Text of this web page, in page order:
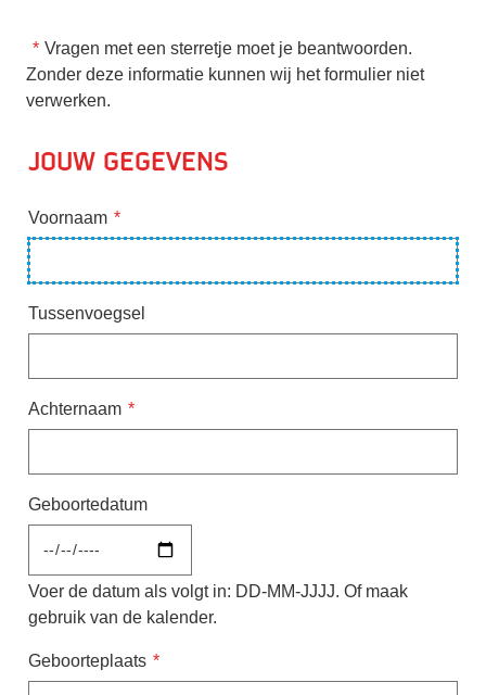
Vragen met een sterretje moet je beantwoorden.
Zonder deze informatie kunnen wij het formulier niet
verwerken.
Jouw gegevens
Voornaam
Tussenvoegsel
Achternaam
Geboortedatum
Voer de datum als volgt in: DD-MM-JJJJ. Of maak
gebruik van de kalender.
Geboorteplaats